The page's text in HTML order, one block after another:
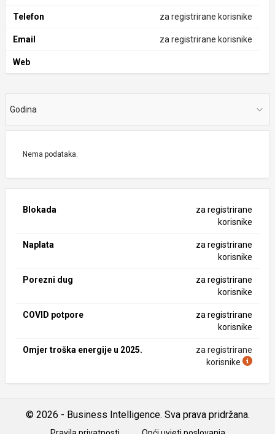
Telefon za registrirane korisnike
Email za registrirane korisnike
Web
Godina
Nema podataka.
Blokada
za registrirane
korisnike
Naplata
za registrirane
korisnike
Porezni dug
za registrirane
korisnike
COVID potpore
za registrirane
korisnike
Omjer troška energije u 2025.
za registrirane
korisnike
© 2026 - Business Intelligence. Sva prava pridržana.